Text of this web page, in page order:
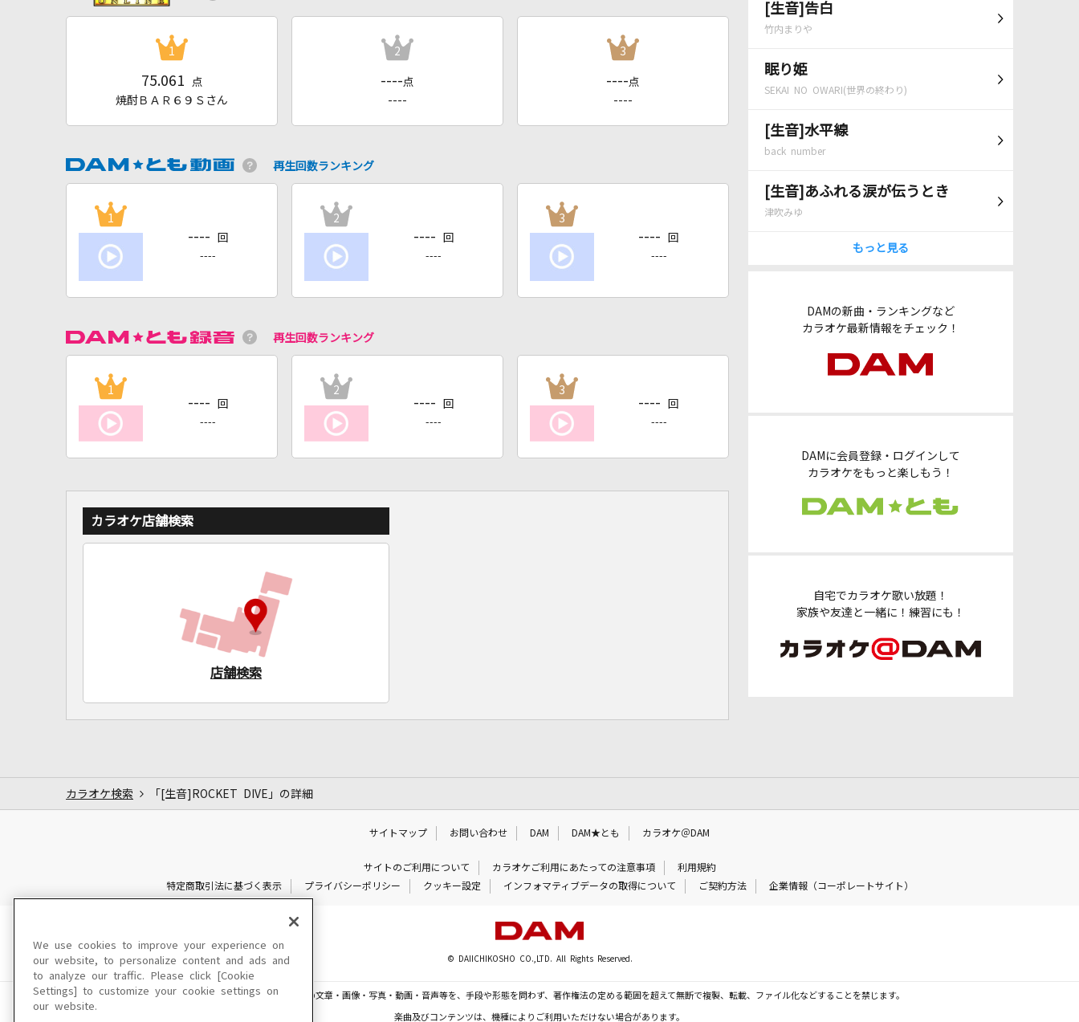
[生音]告白
竹内まりや
眠り姫
SEKAI NO OWARI(世界の終わり)
[生音]水平線
back number
[生音]あふれる涙が伝うとき
津吹みゆ
もっと見る
DAMの新曲・ランキングなど
カラオケ最新情報をチェック！
DAMに会員登録・ログインして
カラオケをもっと楽しもう！
自宅でカラオケ歌い放題！
家族や友達と一緒に！練習にも！
1
75.061
点
焼酎ＢＡＲ６９Ｓさん
2
---- 点
----
3
---- 点
----
再生回数ランキング
1
---- 回
----
2
---- 回
----
3
---- 回
----
再生回数ランキング
1
---- 回
----
2
---- 回
----
3
---- 回
----
カラオケ店舗検索
店舗検索
カラオケ検索 「[生音]ROCKET DIVE」の詳細
サイトマップ お問い合わせ DAM DAM★とも カラオケ＠DAM
サイトのご利用について カラオケご利用にあたっての注意事項
利用規約
特定商取引法に基づく表示
プライバシーポリシー クッキー設定 インフォマティブデータの取得について ご契約方法 企業情報（コーポレートサイト）
© DAIICHIKOSHO CO.,LTD. All Rights Reserved.
このサイトに掲載されている一切の文章・画像・写真・動画・音声等を、手段や形態を問わず、著作権法の定める範囲を超えて無断で複製、転載、ファイル化などすることを禁じます。
楽曲及びコンテンツは、機種によりご利用いただけない場合があります。
We use cookies to improve your experience on
our website, to personalize content and ads and
to analyze our traffic. Please click [Cookie
Settings] to customize your cookie settings on
our website.